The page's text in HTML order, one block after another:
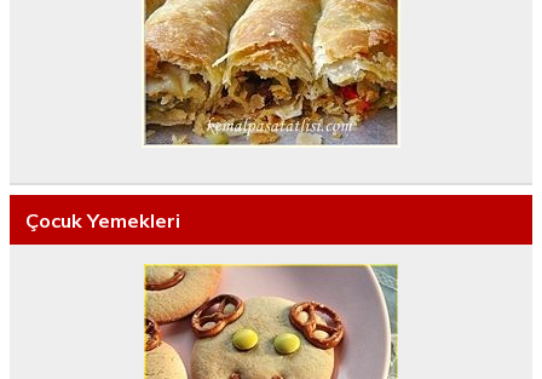
Çocuk Yemekleri